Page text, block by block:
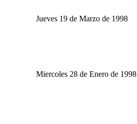
Jueves 19 de Marzo de 1998
Miercoles 28 de Enero de 1998